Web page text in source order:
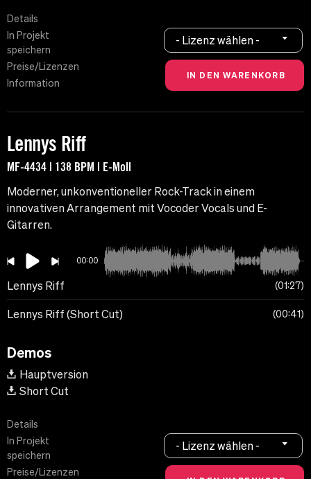
Details
In Projekt
speichern
Preise/Lizenzen
Information
- Lizenz wählen -
Lennys Riff
MF-4434 | 138 BPM | E-Moll
Moderner, unkonventioneller Rock-Track in einem
innovativen Arrangement mit Vocoder Vocals und E-
Gitarren.
00:00
Lennys Riff 01:27
Lennys Riff (Short Cut) 00:41
Demos
Hauptversion
Short Cut
Details
In Projekt
speichern
Preise/Lizenzen
- Lizenz wählen -